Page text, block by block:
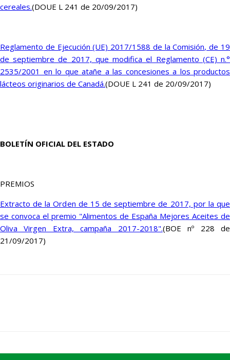
cereales.(DOUE L 241 de 20/09/2017)
Reglamento de Ejecución (UE) 2017/1588 de la Comisión, de 19
de septiembre de 2017, que modifica el Reglamento (CE) n.°
2535/2001 en lo que atañe a las concesiones a los productos
lácteos originarios de Canadá.(DOUE L 241 de 20/09/2017)
BOLETÍN OFICIAL DEL ESTADO
PREMIOS
Extracto de la Orden de 15 de septiembre de 2017, por la que
se convoca el premio "Alimentos de España Mejores Aceites de
Oliva Virgen Extra, campaña 2017-2018".(BOE nº 228 de
21/09/2017)